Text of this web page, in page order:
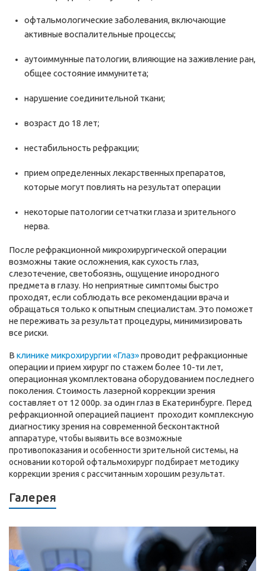
офтальмологические заболевания, включающие
активные воспалительные процессы;
аутоиммунные патологии, влияющие на заживление ран,
общее состояние иммунитета;
нарушение соединительной ткани;
возраст до 18 лет;
нестабильность рефракции;
прием определенных лекарственных препаратов,
которые могут повлиять на результат операции
некоторые патологии сетчатки глаза и зрительного
нерва.
После рефракционной микрохирургической операции
возможны такие осложнения, как сухость глаз,
слезотечение, светобоязнь, ощущение инородного
предмета в глазу. Но неприятные симптомы быстро
проходят, если соблюдать все рекомендации врача и
обращаться только к опытным специалистам. Это поможет
не переживать за результат процедуры, минимизировать
все риски.
В клинике микрохирургии «Глаз»проводит рефракционные
операции и прием хирург по стажем более 10-ти лет,
операционная укомплектована оборудованием последнего
поколения. Стоимость лазерной коррекции зрения
составляет от 12 000р. за один глаз в Екатеринбурге. Перед
рефракционной операцией пациент проходит комплексную
диагностику зрения на современной бесконтактной
аппаратуре, чтобы выявить все возможные
противопоказания и особенности зрительной системы, на
основании которой офтальмохирург подбирает методику
коррекции зрения с рассчитанным хорошим результат.
Галерея